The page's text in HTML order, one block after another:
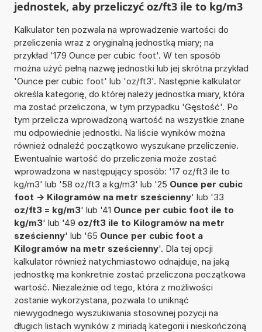
jednostek, aby przeliczyć oz/ft3 ile to kg/m3
Kalkulator ten pozwala na wprowadzenie wartości do
przeliczenia wraz z oryginalną jednostką miary; na
przykład '179 Ounce per cubic foot'. W ten sposób
można użyć pełną nazwę jednostki lub jej skrótna przykład
'Ounce per cubic foot' lub 'oz/ft3'. Następnie kalkulator
określa kategorię, do której należy jednostka miary, która
ma zostać przeliczona, w tym przypadku 'Gęstość'. Po
tym przelicza wprowadzoną wartość na wszystkie znane
mu odpowiednie jednostki. Na liście wyników można
również odnaleźć początkowo wyszukane przeliczenie.
Ewentualnie wartość do przeliczenia może zostać
wprowadzona w następujący sposób: '17 oz/ft3 ile to
kg/m3' lub '58 oz/ft3 a kg/m3' lub '25 Ounce per cubic
foot -> Kilogramów na metr sześcienny' lub '33
oz/ft3 = kg/m3' lub '41 Ounce per cubic foot ile to
kg/m3' lub '49 oz/ft3 ile to Kilogramów na metr
sześcienny' lub '65 Ounce per cubic foot a
Kilogramów na metr sześcienny'. Dla tej opcji
kalkulator również natychmiastowo odnajduje, na jaką
jednostkę ma konkretnie zostać przeliczona początkowa
wartość. Niezależnie od tego, która z możliwości
zostanie wykorzystana, pozwala to uniknąć
niewygodnego wyszukiwania stosownej pozycji na
długich listach wyników z miriadą kategorii i nieskończoną